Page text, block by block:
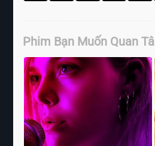
Phim Bạn Muốn Quan